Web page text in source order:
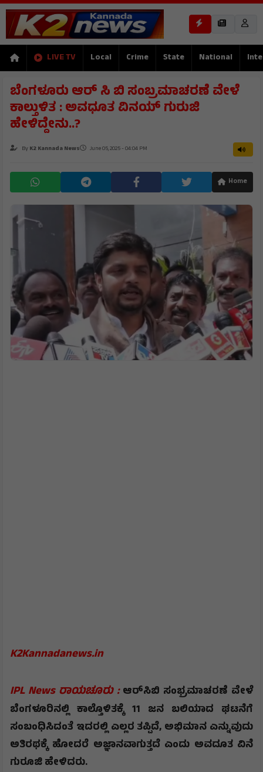
LIVE TV Local Crime State National
ಬೆಂಗಳೂರು ಆರ್ ಸಿ ಬಿ ಸಂಬ್ರಮಾಚರಣೆ ವೇಳೆ
ಕಾಲ್ತುಳಿತ : ಅವಧೂತ ವಿನಯ್ ಗುರುಜಿ
ಹೇಳಿದ್ದೇನು..?
ByK2 Kannada News June 05, 2025 - 04:04 PM
Home
K2Kannadanews.in
IPL News ರಾಯಚೂರು : ಆರ್‌ಸಿಬಿ ಸಂಭ್ರಮಾಚರಣೆ ವೇಳೆ
ಬೆಂಗಳೂರಿನಲ್ಲಿ ಕಾಲ್ತೊಳಿತಕ್ಕೆ 11 ಜನ ಬಲಿಯಾದ ಘಟನೆಗೆ
ಸಂಬಂಧಿಸಿದಂತೆ ಇದರಲ್ಲಿ ಎಲ್ಲರ ತಪ್ಪಿದೆ, ಅಭಿಮಾನ ಎನ್ನುವುದು
ಅತಿರಥಕ್ಕೆ ಹೋದರೆ ಅಜ್ಞಾನವಾಗುತ್ತದೆ ಎಂದು ಅವದೂತ ವಿನೆ
ಗುರೂಜಿ ಹೇಳಿದರು.